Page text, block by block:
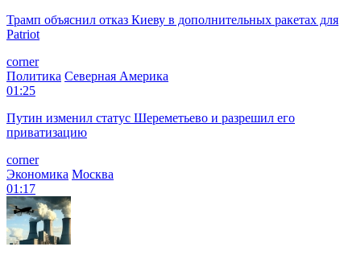
Трамп объяснил отказ Киеву в дополнительных ракетах для
Patriot
corner
Политика Северная Америка
01:25
Путин изменил статус Шереметьево и разрешил его
приватизацию
corner
Экономика Москва
01:17